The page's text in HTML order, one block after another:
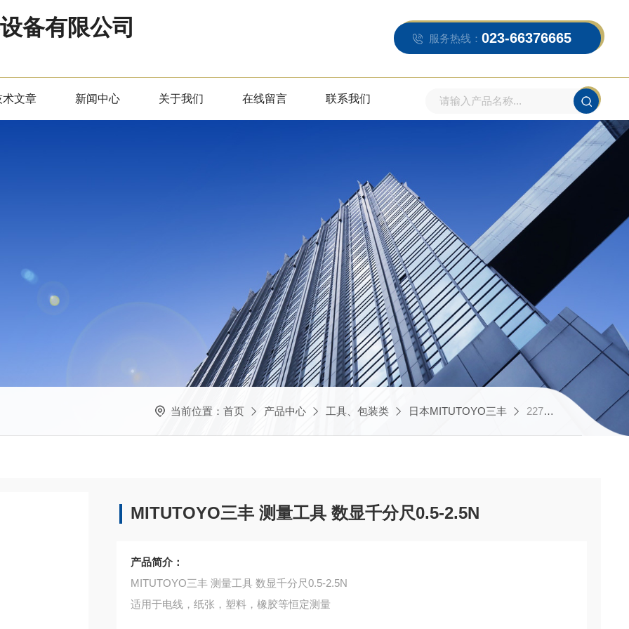
备有限公司 服务热线： 023-66376665
术文章 新闻中心 关于我们 在线留言 联系我们
当前位置： 首页 产品中心 工具、包装类 日本MITUTOYO三丰 227-203-20MITUTOYO三丰 测量工具 数显千分尺0.5-2.5N
MITUTOYO三丰 测量工具 数显千分尺0.5-2.5N
产品简介：
MITUTOYO三丰 测量工具 数显千分尺0.5-2.5N
适用于电线，纸张，塑料，橡胶等恒定测量